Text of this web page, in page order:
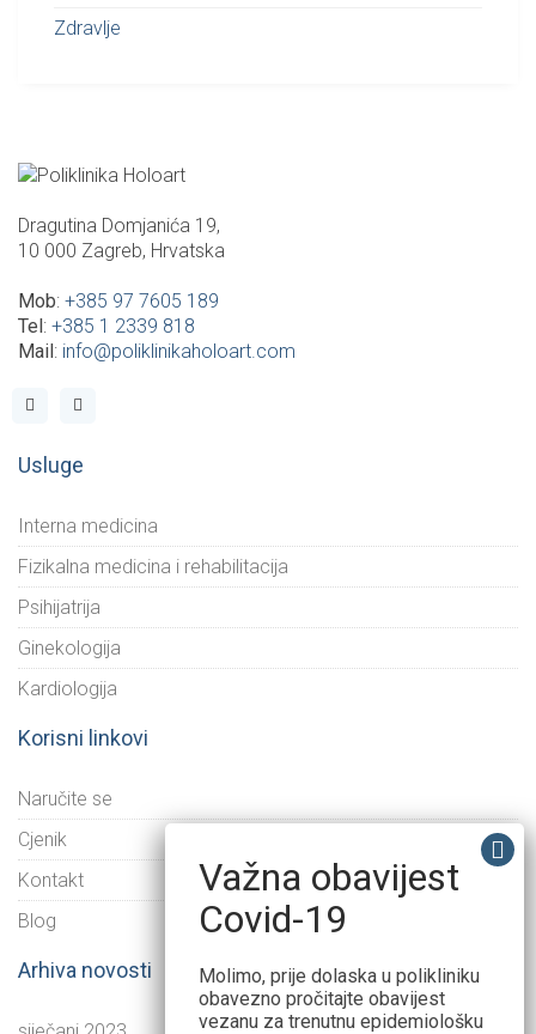
Zdravlje
Dragutina Domjanića 19,
10 000 Zagreb, Hrvatska
Mob: +385 97 7605 189
Tel: +385 1 2339 818
Mail: info@poliklinikaholoart.com
Usluge
Interna medicina
Fizikalna medicina i rehabilitacija
Psihijatrija
Ginekologija
Kardiologija
Korisni linkovi
Naručite se
Cjenik
Kontakt
Blog
Arhiva novosti
Važna obavijest
Covid-19
Molimo, prije dolaska u polikliniku
obavezno pročitajte obavijest
vezanu za trenutnu epidemiološku